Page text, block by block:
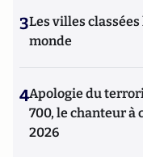
3Les villes
monde
4Apologie du
700, le chanteur à
2026